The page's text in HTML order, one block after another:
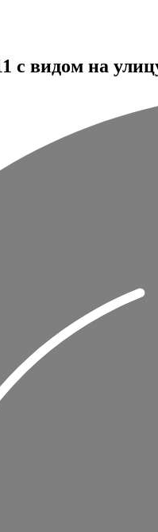
видом на